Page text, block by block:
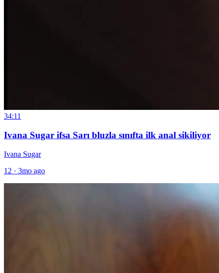
34:11
Ivana Sugar ifsa Sarı bluzla sınıfta ilk anal sikiliyor
Ivana Sugar
12 · 3mo ago